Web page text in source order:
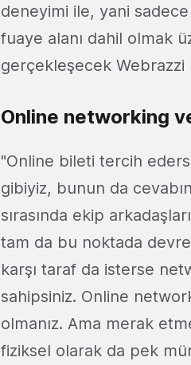
deneyimi ile, yani
fuaye alanı dahil olmak
gerçekleşecek Webrazzi
Online networking
"Online bileti tercih
gibiyiz, bunun da
sırasında ekip
tam da bu noktada
karşı taraf da isterse
sahipsiniz. Online
olmanız. Ama merak
fiziksel olarak da pek